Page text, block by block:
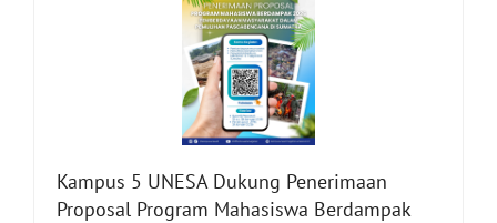
Kampus 5 UNESA Dukung Penerimaan
Proposal Program Mahasiswa Berdampak